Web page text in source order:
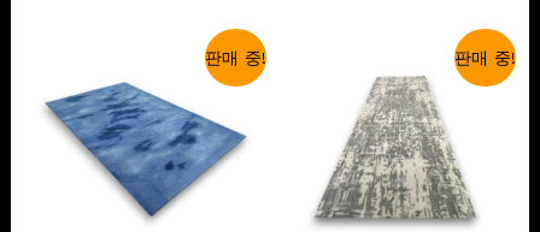
판매 중! 판매 중!